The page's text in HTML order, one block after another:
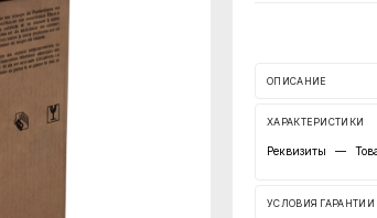
ОПИСАНИЕ
ХАРАКТЕРИСТИКИ
Реквизиты —
УСЛОВИЯ ГАРАНТИИ